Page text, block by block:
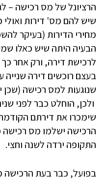
הרציונל של מס רכישה –
שיש להם מס' דירות ואולי
מחירי הדירות (בעיקר
הבעיה היתה שיש כאלו
לרכישת דירה, ורק אחר
בעצם רוכשים דירה שנייה
ולכן, הוחלט כבר לפני
שימכרו את דירתם
התקופה ירדה לשנה וחצי.
בפועל, כבר בעת